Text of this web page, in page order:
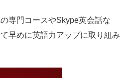
専門コースやSkype英会話な
早めに英語力アップに取り組み